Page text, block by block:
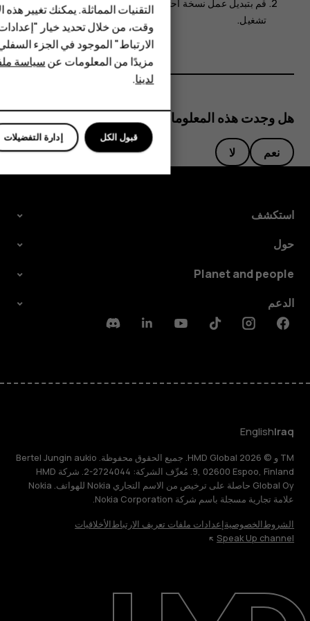
HMD DUB
حول
قم بتبديل عمل نسخة احتياطية على Google Drive
إلى
تشغيل.
هل وجدت هذه المعلومات مفيدة؟
نعم لا
استكشف
حول
Planet and people
الدعم
Facebook
Instagram
Tiktok
Youtube
Linkedin
Discord
Iraq
English
TM و © 2026 HMD Global. جميع الحقوق محفوظة. Bertel Jungin aukio
9, 02600 Espoo, Finland. مُعرِّف الشركة: 2724044-2. شركة HMD
Global Oy حاصلة على ترخيص من الاسم التجاري Nokia للهواتف. Nokia
علامة تجارية مسجلة باسم شركة Nokia Corporation.
الشروطالخصوصيةإعدادات ملفات تعريف الارتباطالأخلاقيات
Speak Up channel
التقنيات المماثلة. يمكنك تغيير
وقت، من خلال تحديد خيار
الارتباط" الموجود في الجزء
مزيدًا من المعلومات عنسياسة
لدينا.
إدارة التفضيلات قبول الكل